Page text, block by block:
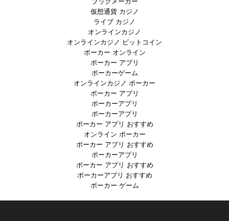
仮想通貨 カジノ
ライブ カジノ
オンラインカジノ
オンラインカジノ ビットコイン
ポーカー オンライン
ポーカー アプリ
ポーカーゲーム
オンラインカジノ ポーカー
ポーカー アプリ
ポーカーアプリ
ポーカーアプリ
ポーカー アプリ おすすめ
オンライン ポーカー
ポーカー アプリ おすすめ
ポーカーアプリ
ポーカー アプリ おすすめ
ポーカーアプリ おすすめ
ポーカー ゲーム